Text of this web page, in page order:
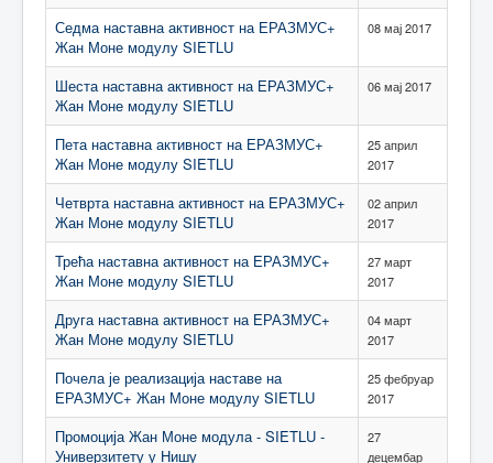
Седма наставна активност на ЕРАЗМУС+
Жан Моне модулу SIETLU
08 мај 2017
Шеста наставна активност на ЕРАЗМУС+
Жан Моне модулу SIETLU
06 мај 2017
Пета наставна активност на ЕРАЗМУС+
Жан Моне модулу SIETLU
25 април
2017
Четврта наставна активност на ЕРАЗМУС+
Жан Моне модулу SIETLU
02 април
2017
Трећа наставна активност на ЕРАЗМУС+
Жан Моне модулу SIETLU
27 март
2017
Друга наставна активност на ЕРАЗМУС+
Жан Моне модулу SIETLU
04 март
2017
Почела је реализација наставе на
ЕРАЗМУС+ Жан Моне модулу SIETLU
25 фебруар
2017
Промоција Жан Моне модула - SIETLU -
Универзитету у Нишу
27
децембар